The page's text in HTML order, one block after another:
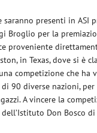
saranno presenti in ASI
Broglio per la
proveniente
in Texas, dove si è
competizione che ha
di 90 diverse nazioni,
A vincere la
dell’Istituto Don Bosco